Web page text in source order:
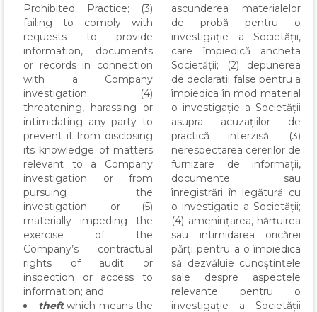
Prohibited Practice; (3)
failing to comply with
requests to provide
information, documents
or records in connection
with a Company
investigation; (4)
threatening, harassing or
intimidating any party to
prevent it from disclosing
its knowledge of matters
relevant to a Company
investigation or from
pursuing the
investigation; or (5)
materially impeding the
exercise of the
Company’s contractual
rights of audit or
inspection or access to
information; and
theft which means the
ascunderea materialelor
de probă pentru o
investigație a Societății,
care împiedică ancheta
Societății; (2) depunerea
de declarații false pentru a
împiedica în mod material
o investigație a Societății
asupra acuzațiilor de
practică interzisă; (3)
nerespectarea cererilor de
furnizare de informații,
documente sau
înregistrări în legătură cu
o investigație a Societății;
(4) amenințarea, hărțuirea
sau intimidarea oricărei
părți pentru a o împiedica
să dezvăluie cunoștințele
sale despre aspectele
relevante pentru o
investigație a Societății